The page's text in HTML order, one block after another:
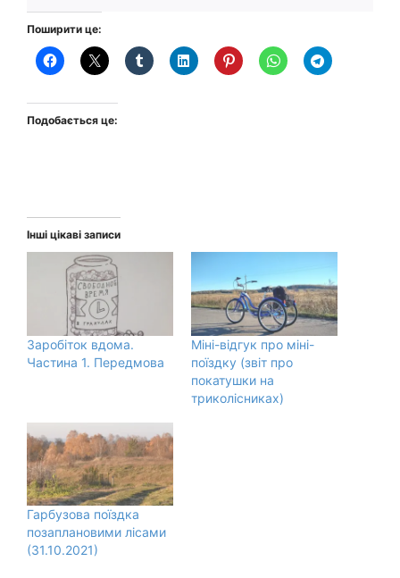
Поширити це:
Подобається це:
Інші цікаві записи
Заробіток вдома.
Частина 1. Передмова
Міні-відгук про міні-
поїздку (звіт про
покатушки на
триколісниках)
Гарбузова поїздка
позаплановими лісами
(31.10.2021)